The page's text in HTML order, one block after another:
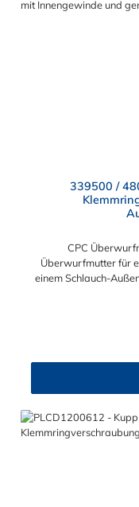
339500 /
CPC
Überwurfmutter für
einem Schlauch-